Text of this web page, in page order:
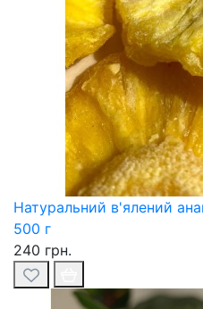
Натуральний в'ялений
500 г
240 грн.